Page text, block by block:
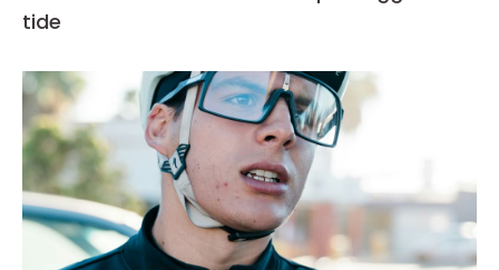
tide